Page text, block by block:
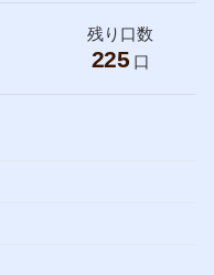
残り口数
225 口